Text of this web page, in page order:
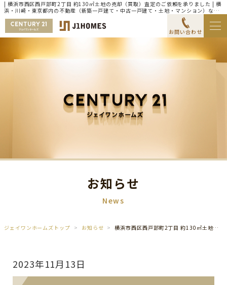
| 横浜市西区西戸部町2丁目 約130㎡土地の売却（買取）査定のご依頼を承りました | 横
浜・川崎・東京都内の不動産（新築一戸建て・中古一戸建て・土地・マンション）なら
センチュリー21ジェイワンホームズ
お問い合わせ
お知らせ
News
ジェイワンホームズトップ お知らせ 横浜市西区西戸部町2丁目 約130㎡土地の売却（買取）査定のご依頼を承りました
2023年11月13日